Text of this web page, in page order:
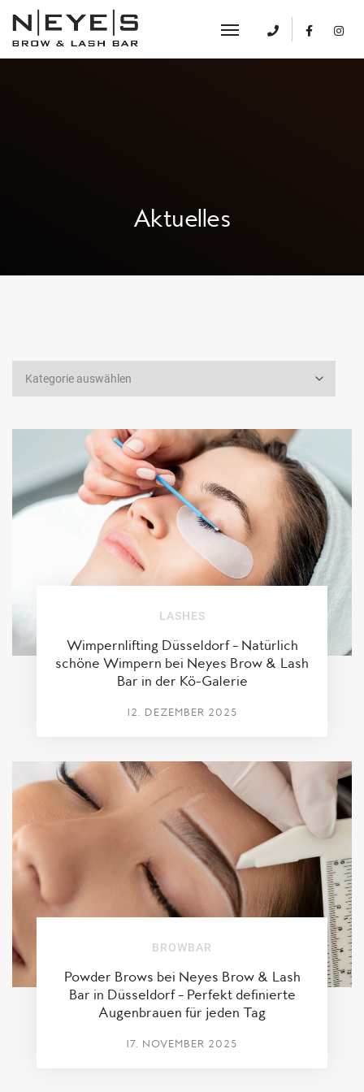
Aktuelles
LASHES
Wimpernlifting Düsseldorf – Natürlich
schöne Wimpern bei Neyes Brow & Lash
Bar in der Kö-Galerie
12. DEZEMBER 2025
BROWBAR
Powder Brows bei Neyes Brow & Lash
Bar in Düsseldorf – Perfekt definierte
Augenbrauen für jeden Tag
17. NOVEMBER 2025